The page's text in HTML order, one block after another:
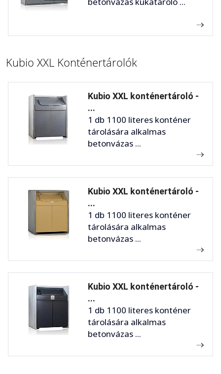
Kubio XXL Konténertárolók
Kubio XXL konténertároló -
...
1 db 1100 literes konténer
tárolására alkalmas
betonvázas ...
Kubio XXL konténertároló -
...
1 db 1100 literes konténer
tárolására alkalmas
betonvázas ...
Kubio XXL konténertároló -
...
1 db 1100 literes konténer
tárolására alkalmas
betonvázas ...